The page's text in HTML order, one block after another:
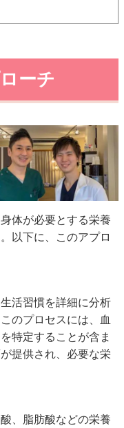
ーチ
体が必要とする栄養
以下に、このアプロ
活習慣を詳細に分析
のプロセスには、血
特定することが含ま
提供され、必要な栄
、脂肪酸などの栄養